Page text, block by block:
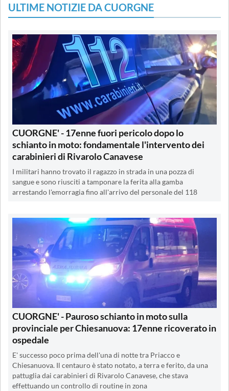
ULTIME NOTIZIE DA CUORGNE
CUORGNE' - 17enne fuori pericolo dopo lo
schianto in moto: fondamentale l'intervento dei
carabinieri di Rivarolo Canavese
I militari hanno trovato il ragazzo in strada in una pozza di
sangue e sono riusciti a tamponare la ferita alla gamba
arrestando l'emorragia fino all'arrivo del personale del 118
CUORGNE' - Pauroso schianto in moto sulla
provinciale per Chiesanuova: 17enne ricoverato in
ospedale
E' successo poco prima dell'una di notte tra Priacco e
Chiesanuova. Il centauro è stato notato, a terra e ferito, da una
pattuglia dai carabinieri di Rivarolo Canavese, che stava
effettuando un controllo di routine in zona